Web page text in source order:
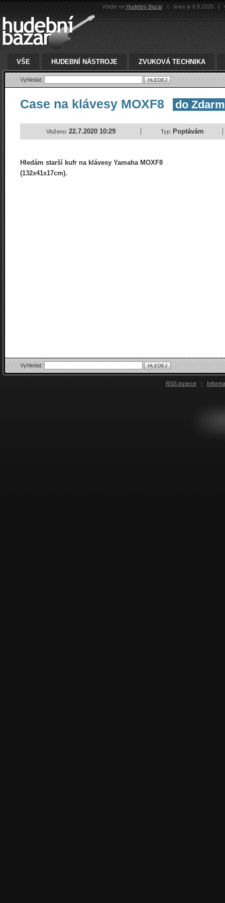
Vítejte naHudební Bazar | dnes je 6.8.2026 |
VŠE HUDEBNÍ NÁSTROJE ZVUKOVÁ TECHNIKA
Vyhledat:
Case na klávesy MOXF8 do
Vloženo: 22.7.2020 10:29 Typ: Poptávám
Hledám starší kufr na klávesy Yamaha MOXF8
(132x41x17cm).
Vyhledat:
RSS inzerce |